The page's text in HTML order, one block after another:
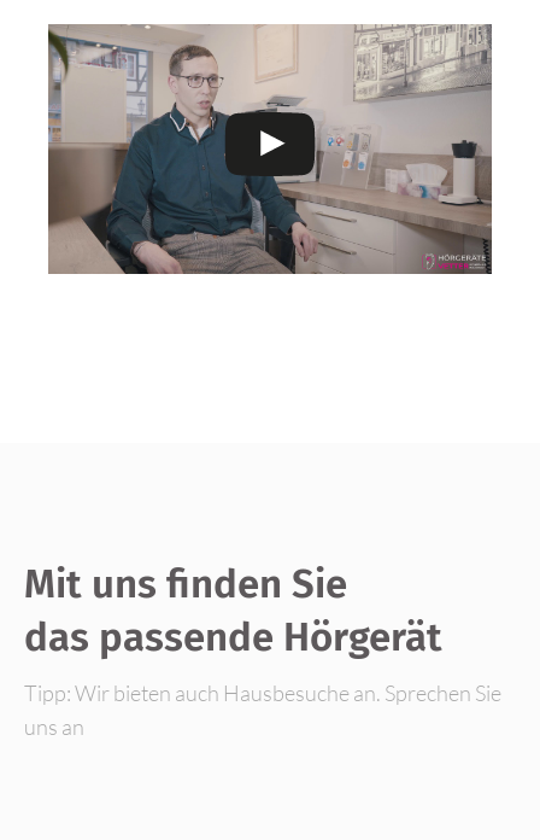
Mit uns finden Sie
das passende Hörgerät
Tipp: Wir bieten auch Hausbesuche an. Sprechen Sie
uns an